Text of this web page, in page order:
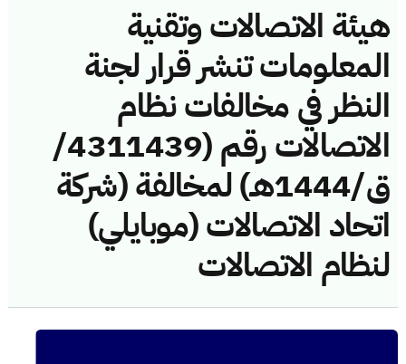
هيئة الاتصالات وتقنية
المعلومات تنشر قرار لجنة
النظر في مخالفات نظام
الاتصالات رقم (4311439/
ق/1444هـ) لمخالفة (شركة
اتحاد الاتصالات (موبايلي)
لنظام الاتصالات